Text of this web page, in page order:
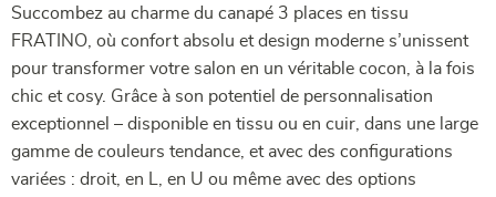
Succombez au charme du canapé 3 places en tissu
FRATINO, où confort absolu et design moderne s’unissent
pour transformer votre salon en un véritable cocon, à la fois
chic et cosy. Grâce à son potentiel de personnalisation
exceptionnel – disponible en tissu ou en cuir, dans une large
gamme de couleurs tendance, et avec des configurations
variées : droit, en L, en U ou même avec des options